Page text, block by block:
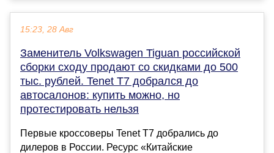
15:23, 28 Авг
Заменитель Volkswagen Tiguan российской
сборки сходу продают со скидками до 500
тыс. рублей. Tenet T7 добрался до
автосалонов: купить можно, но
протестировать нельзя
Первые кроссоверы Tenet T7 добрались до
дилеров в России. Ресурс «Китайские